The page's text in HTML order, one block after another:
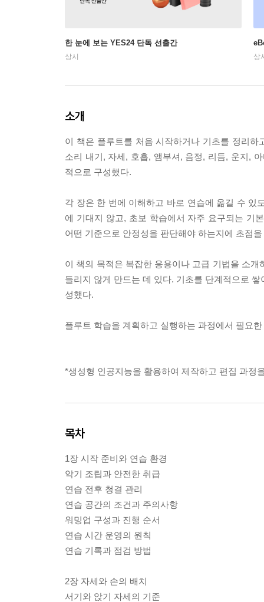
한 눈에 보는 YES24 단독 선출간
상시 상
소개
이 책은 플루트를 처음 시작하거나 기초를 정리
소리 내기, 자세, 호흡, 앰부셔, 음정, 리듬, 운지,
적으로 구성했다.
각 장은 한 번에 이해하고 바로 연습에 옮길 수 있
에 기대지 않고, 초보 학습에서 자주 요구되는 기
어떤 기준으로 안정성을 판단해야 하는지에 초점
이 책의 목적은 복잡한 응용이나 고급 기법을 소
들리지 않게 만드는 데 있다. 기초를 단계적으로
성했다.
플루트 학습을 계획하고 실행하는 과정에서 필요
*생성형 인공지능을 활용하여 제작하고 편집 과정
목차
1장 시작 준비와 연습 환경
악기 조립과 안전한 취급
연습 전후 청결 관리
연습 공간의 조건과 주의사항
워밍업 구성과 진행 순서
연습 시간 운영의 원칙
연습 기록과 점검 방법
2장 자세와 손의 배치
서기와 앉기 자세의 기준